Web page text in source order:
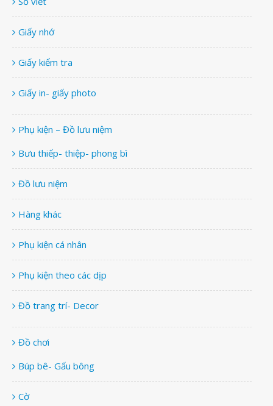
Giấy nhớ
Giấy kiểm tra
Giấy in- giấy photo
Phụ kiện – Đồ lưu niệm
Bưu thiếp- thiệp- phong bì
Đồ lưu niệm
Hàng khác
Phụ kiện cá nhân
Phụ kiện theo các dịp
Đồ trang trí- Decor
Đồ chơi
Búp bê- Gấu bông
Cờ